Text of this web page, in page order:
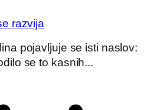
razvija
pojavljuje se isti naslov:
se to kasnih...